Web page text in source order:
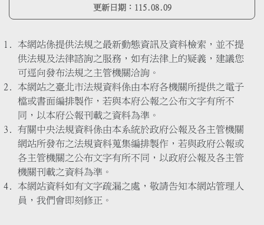
更新日期： 115.08.09
本網站係提供法規之最新動態資訊及資料檢索，並不提
供法規及法律諮詢之服務，如有法律上的疑義，建議您
可逕向發布法規之主管機關洽詢。
本網站之臺北市法規資料係由本府各機關所提供之電子
檔或書面編排製作，若與本府公報之公布文字有所不
同，以本府公報刊載之資料為準。
有關中央法規資料係由本系統於政府公報及各主管機關
網站所發布之法規資料蒐集編排製作，若與政府公報或
各主管機關之公布文字有所不同，以政府公報及各主管
機關刊載之資料為準。
本網站資料如有文字疏漏之處，敬請告知本網站管理人
員，我們會即刻修正。